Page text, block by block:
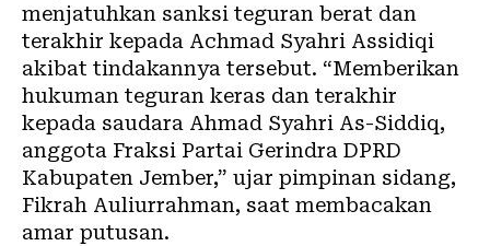
menjatuhkan sanksi teguran berat dan
terakhir kepada Achmad Syahri Assidiqi
akibat tindakannya tersebut. “Memberikan
hukuman teguran keras dan terakhir
kepada saudara Ahmad Syahri As-Siddiq,
anggota Fraksi Partai Gerindra DPRD
Kabupaten Jember,” ujar pimpinan sidang,
Fikrah Auliurrahman, saat membacakan
amar putusan.